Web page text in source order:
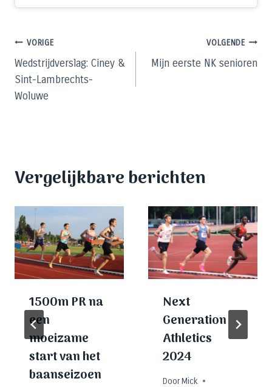
Bericht
navigatie
VORIGE
Wedstrijdverslag: Ciney &
Sint-Lambrechts-
Woluwe
VOLGENDE
Mijn eerste NK senioren
Vergelijkbare berichten
1500m PR na
een
moeizame
start van het
baanseizoen
Next
Generation
Athletics
2024
DoorMick